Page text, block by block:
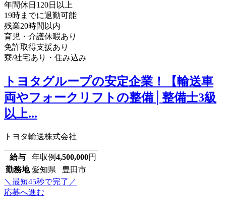
年間休日120日以上
19時までに退勤可能
残業20時間以内
育児・介護休暇あり
免許取得支援あり
寮/社宅あり・住み込み
トヨタグループの安定企業！【輸送車
両やフォークリフトの整備│整備士3級
以上...
トヨタ輸送株式会社
給与 年収例4,500,000円
勤務地 愛知県 豊田市
＼最短45秒で完了／
応募へ進む